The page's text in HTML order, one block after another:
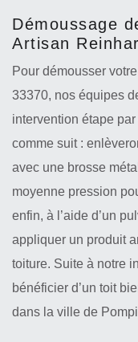
Démoussage
Artisan
Pour démousser
33370, nos équipes
intervention étape
comme suit :
avec une brosse
moyenne pression
enfin, à l’aide d’un
appliquer un produit
toiture. Suite à notre
bénéficier d’un toit
dans la ville de